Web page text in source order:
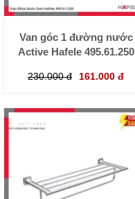
Van góc 1 đường nước
Active Hafele 495.61.250
230.000 đ 161.000 đ